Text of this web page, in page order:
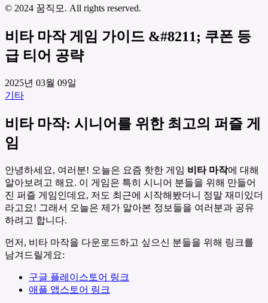
© 2024 꿈직모. All rights reserved.
비타 마작 게임 가이드 &#8211; 쿠폰 등
급 티어 공략
2025년 03월 09일
기타
비타 마작: 시니어를 위한 최고의 퍼즐 게
임
안녕하세요, 여러분! 오늘은 요즘 핫한 게임 비타 마작에 대해
알아보려고 해요. 이 게임은 특히 시니어 분들을 위해 만들어
진 퍼즐 게임인데요, 저도 최근에 시작해봤더니 정말 재미있더
라고요! 그래서 오늘은 제가 알아본 정보들을 여러분과 공유
하려고 합니다.
먼저, 비타 마작을 다운로드하고 싶으신 분들을 위해 링크를
남겨드릴게요:
구글 플레이스토어 링크
애플 앱스토어 링크